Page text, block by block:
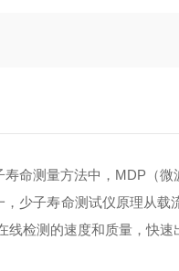
命测量方法中，MDP（
，少子寿命测试仪原理从
测的速度和质量，快速